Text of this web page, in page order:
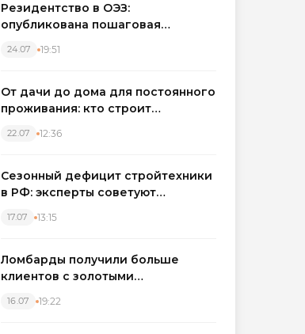
Резидентство в ОЭЗ:
опубликована пошаговая
налоговых льгот для инвесторов
24.07 19:51
От дачи до дома для постоянного
проживания: кто строит
Западном регионе
22.07 12:36
Сезонный дефицит стройтехники
в РФ: эксперты советуют
17.07 13:15
Ломбарды получили больше
клиентов с золотыми
вырос на фоне подорожания
16.07 19:22